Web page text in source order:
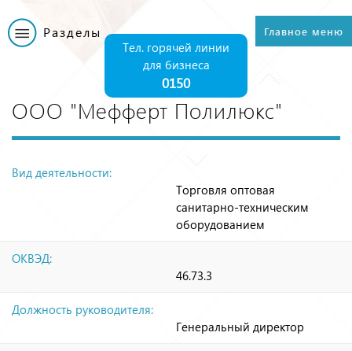
содержанию
Главное меню Главное меню
Разделы
Тел. горячей линии
для бизнеса
0150
ООО "Мефферт Полилюкс"
Вид деятельности:
Торговля оптовая
санитарно-техническим
оборудованием
ОКВЭД:
46.73.3
Должность руководителя:
Генеральный директор